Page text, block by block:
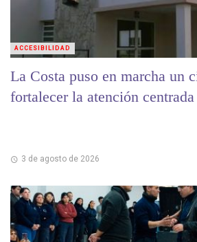
La Costa puso en marcha un
fortalecer la atención
3 de agosto de 2026
ACCESIBILIDAD